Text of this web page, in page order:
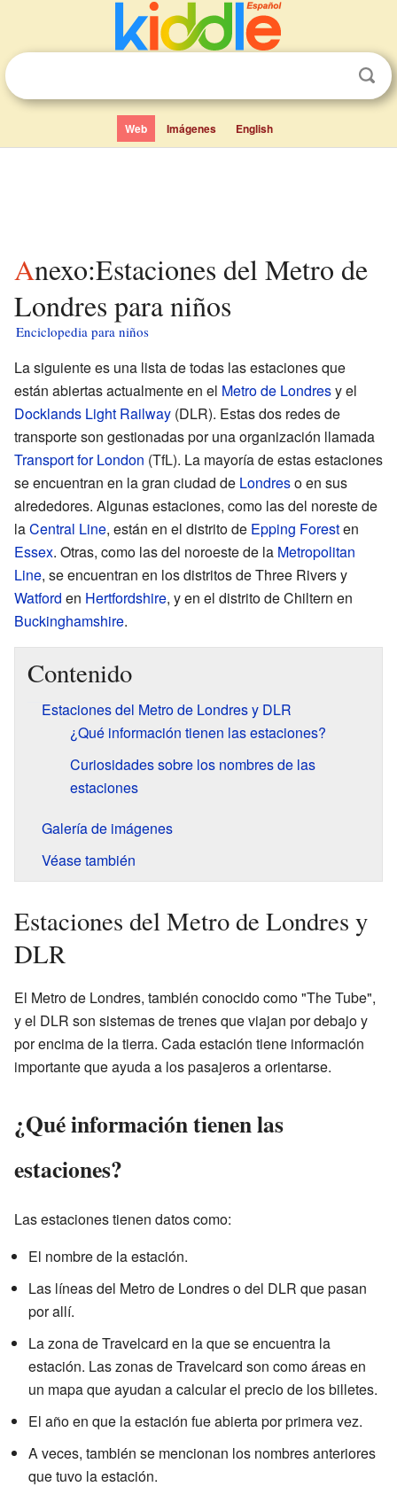
Web Imágenes English
Anexo:Estaciones del Metro de
Londres para niños
Enciclopedia para niños
La siguiente es una lista de todas las estaciones que
están abiertas actualmente en el Metro de Londresy el
Docklands Light Railway (DLR). Estas dos redes de
transporte son gestionadas por una organización llamada
Transport for London (TfL). La mayoría de estas estaciones
se encuentran en la gran ciudad de Londreso en sus
alrededores. Algunas estaciones, como las del noreste de
laCentral Line, están en el distrito de Epping Foresten
Essex. Otras, como las del noroeste de la Metropolitan
Line, se encuentran en los distritos de Three Rivers y
Watford en Hertfordshire, y en el distrito de Chiltern en
Buckinghamshire.
Contenido
Estaciones del Metro de Londres y DLR
¿Qué información tienen las estaciones?
Curiosidades sobre los nombres de las
estaciones
Galería de imágenes
Véase también
Estaciones del Metro de Londres y
DLR
El Metro de Londres, también conocido como "The Tube",
y el DLR son sistemas de trenes que viajan por debajo y
por encima de la tierra. Cada estación tiene información
importante que ayuda a los pasajeros a orientarse.
¿Qué información tienen las
estaciones?
Las estaciones tienen datos como:
El nombre de la estación.
Las líneas del Metro de Londres o del DLR que pasan
por allí.
La zona de Travelcard en la que se encuentra la
estación. Las zonas de Travelcard son como áreas en
un mapa que ayudan a calcular el precio de los billetes.
El año en que la estación fue abierta por primera vez.
A veces, también se mencionan los nombres anteriores
que tuvo la estación.